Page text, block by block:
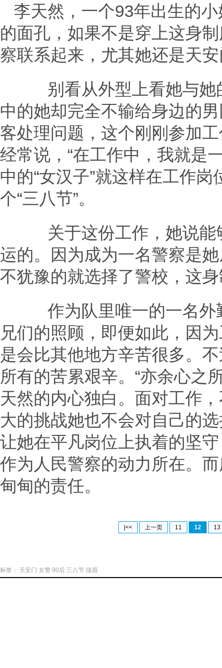
李天然，一个93年出生的
的面孔，如果不是穿上这身
察联系起来，尤其她还是天
别看从外型上看她与她
中的她却完全不输给身边的
客处理问题，这个刚刚参加
经常说，“在工作中，我就是
中的“女汉子”就这样在工作
个“三八节”。
关于这份工作，她说能
运的。因为成为一名警察是
不犹豫的就选择了警校，这
作为队里唯一的一名外
兄们的照顾，即便如此，因
是会比其他地方辛苦很多。
所有的苦累艰辛。“亦余心之
天然的内心独白。面对工作
大的挑战她也不会对自己的
让她在平凡岗位上执着的坚
作为人民警察的动力所在。
甸甸的责任。
|<< 上一页 11 12 13
标签： 天安门 女警 90后 三八节 须眉